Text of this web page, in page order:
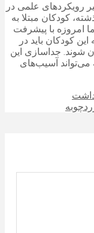
رویکردهای علمی در
کودکان مبتلا به
امروزه با پیشرفت
کودکان باید در
شوند. جداسازی این
می‌تواند آسیب‌های